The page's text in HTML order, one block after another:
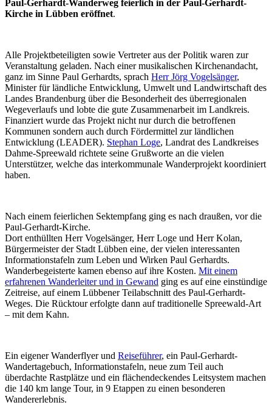
Paul-Gerhardt-Wanderweg feierlich in der Paul-Gerhardt-
Kirche in Lübben eröffnet.
Alle Projektbeteiligten sowie Vertreter aus der Politik waren zur
Veranstaltung geladen. Nach einer musikalischen Kirchenandacht,
ganz im Sinne Paul Gerhardts, sprach Herr Jörg Vogelsänger,
Minister für ländliche Entwicklung, Umwelt und Landwirtschaft des
Landes Brandenburg über die Besonderheit des überregionalen
Wegeverlaufs und lobte die gute Zusammenarbeit im Landkreis.
Finanziert wurde das Projekt nicht nur durch die betroffenen
Kommunen sondern auch durch Fördermittel zur ländlichen
Entwicklung (LEADER). Stephan Loge, Landrat des Landkreises
Dahme-Spreewald richtete seine Grußworte an die vielen
Unterstützer, welche das interkommunale Wanderprojekt koordiniert
haben.
Nach einem feierlichen Sektempfang ging es nach draußen, vor die
Paul-Gerhardt-Kirche.
Dort enthüllten Herr Vogelsänger, Herr Loge und Herr Kolan,
Bürgermeister der Stadt Lübben eine, der vielen interessanten
Informationstafeln zum Leben und Wirken Paul Gerhardts.
Wanderbegeisterte kamen ebenso auf ihre Kosten. Mit einem
erfahrenen Wanderleiter und in Gewand ging es auf eine einstündige
Zeitreise, auf einem Lübbener Teilabschnitt des Paul-Gerhardt-
Weges. Die Rücktour erfolgte dann auf traditionelle Spreewald-Art
– mit dem Kahn.
Ein eigener Wanderflyer und Reiseführer, ein Paul-Gerhardt-
Wandertagebuch, Informationstafeln, neue zum Teil auch
überdachte Rastplätze und ein flächendeckendes Leitsystem machen
die 140 km lange Tour, in 9 Etappen zu einen besonderen
Wandererlebnis.